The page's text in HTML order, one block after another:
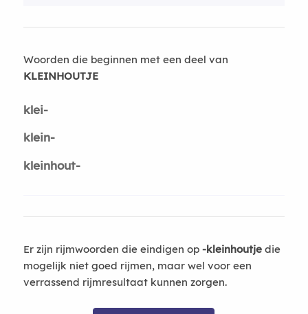
Woorden die beginnen met een deel van
KLEINHOUTJE
klei-
klein-
kleinhout-
Er zijn rijmwoorden die eindigen op -kleinhoutjedie
mogelijk niet goed rijmen, maar wel voor een
verrassend rijmresultaat kunnen zorgen.